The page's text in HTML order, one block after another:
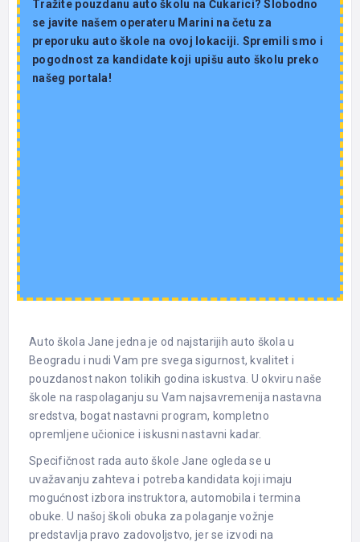
Tražite pouzdanu auto školu na Čukarici? Slobodno
se javite našem operateru Marini na četu za
preporuku auto škole na ovoj lokaciji. Spremili smo i
pogodnost za kandidate koji upišu auto školu preko
našeg portala!
Auto škola Jane jedna je od najstarijih auto škola u
Beogradu i nudi Vam pre svega sigurnost, kvalitet i
pouzdanost nakon tolikih godina iskustva. U okviru naše
škole na raspolaganju su Vam najsavremenija nastavna
sredstva, bogat nastavni program, kompletno
opremljene učionice i iskusni nastavni kadar.
Specifičnost rada auto škole Jane ogleda se u
uvažavanju zahteva i potreba kandidata koji imaju
mogućnost izbora instruktora, automobila i termina
obuke. U našoj školi obuka za polaganje vožnje
predstavlja pravo zadovoljstvo, jer se izvodi na